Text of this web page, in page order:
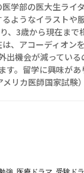
学部の医大生ライ
ようなイラストや
、3歳から現在まで
、アコーディオン
出機会が減ってい
す。留学に興味が
メリカ医師国家試験